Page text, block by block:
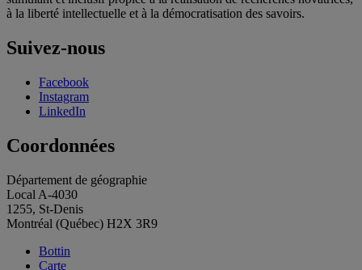
à la liberté intellectuelle et à la démocratisation des savoirs.
Suivez-nous
Facebook
Instagram
LinkedIn
Coordonnées
Département de géographie
Local A-4030
1255, St-Denis
Montréal (Québec) H2X 3R9
Bottin
Carte